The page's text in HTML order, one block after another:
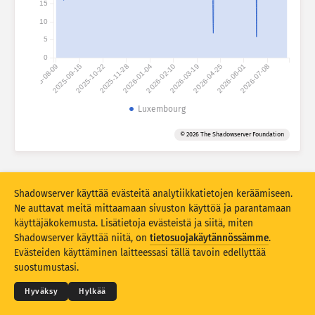
Hyökkäystilastot: laitteet
Tietoaineisto
Tunniste
Stacking Pinottu Päällekkäinen
Päivitä Nollaa
Lataa PNG-muodossa
2025-08-092025-09-152025-10-222025-11-282026-01-042026-02-102026-03-192026-04-252026-06-012026-07-08
0
5
10
15
Luxembourg
© 2026 The Shadowserver Foundation
© 2026THE SHADOWSERVER FOUNDATION
Tietosuoja ja ehdot
Ota yhteyttä Kiitokset
Shadowserver käyttää evästeitä analytiikkatietojen keräämiseen.
Ne auttavat meitä mittaamaan sivuston käyttöä ja parantamaan
käyttäjäkokemusta. Lisätietoja evästeistä ja siitä, miten
Shadowserver käyttää niitä, on tietosuojakäytännössämme.
Evästeiden käyttäminen laitteessasi tällä tavoin edellyttää
suostumustasi.
Hyväksy Hylkää